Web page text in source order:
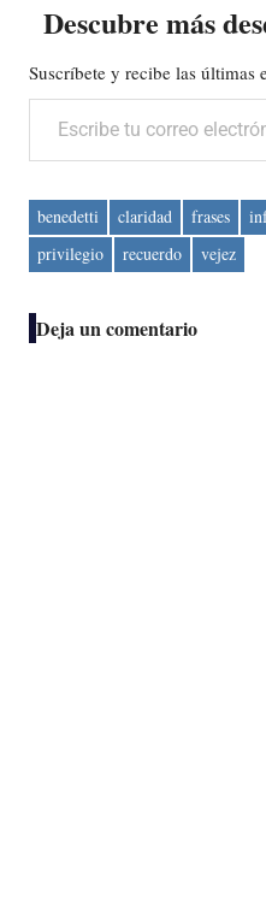
Descubre más
Suscríbete y recibe las últimas
Escribe tu correo electrónico…
benedetti claridad frases
privilegio
recuerdo vejez
Deja un comentario